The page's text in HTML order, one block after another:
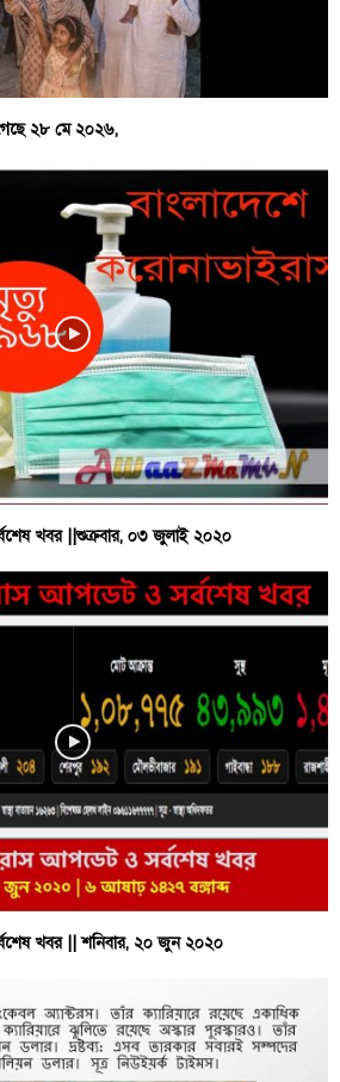
২৮ মে ২০২৬,
খবর ||শুক্রবার, ০৩ জুলাই ২০২০
খবর || শনিবার, ২০ জুন ২০২০